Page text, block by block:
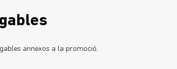
annexos a la promoció.